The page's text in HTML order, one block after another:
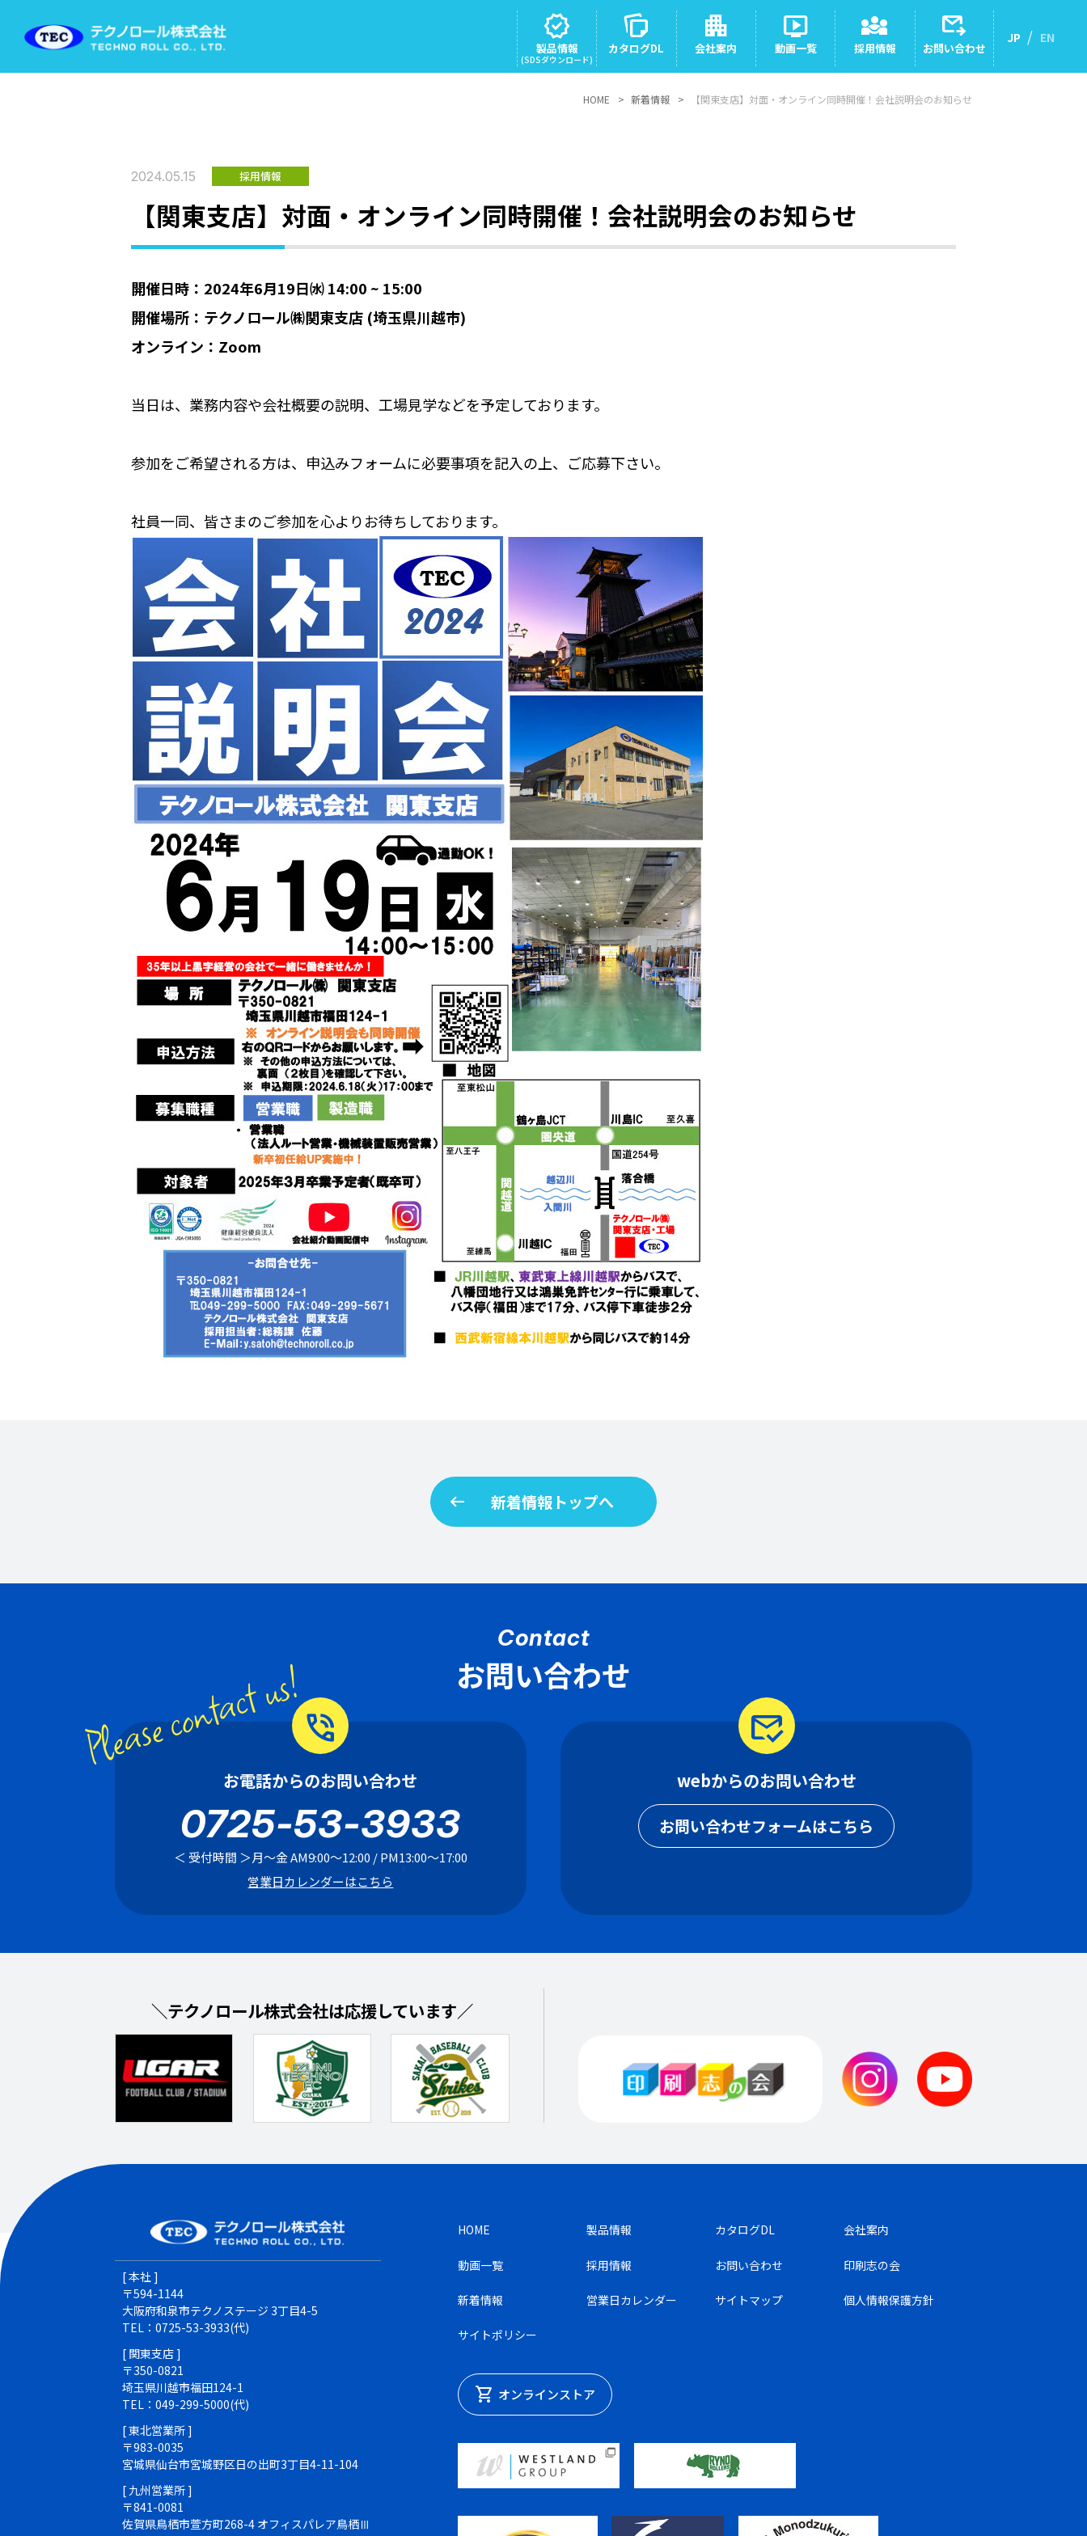
verified
製品情報
(SDSダウンロード)
note_stack
カタログDL
apartment
会社案内
live_tv
動画一覧
diversity_3
採用情報
outgoing_mail
お問い合わせ
JP EN
HOME 新着情報 【関東支店】対面・オンライン同時開催！会社説明会のお知らせ
2024.05.15 採用情報
【関東支店】対面・オンライン同時開催！会社説明会のお知らせ
開催日時：2024年6月19日㈬ 14:00 ~ 15:00
開催場所：テクノロール㈱関東支店 (埼玉県川越市)
オンライン：Zoom
当日は、業務内容や会社概要の説明、工場見学などを予定しております。
参加をご希望される方は、申込みフォームに必要事項を記入の上、ご応募下さい。
社員一同、皆さまのご参加を心よりお待ちしております。
arrow_left_alt 新着情報トップへ
Contact
お問い合わせ
phone_in_talk
お電話からのお問い合わせ
0725-53-3933
＜ 受付時間 ＞月〜金 AM9:00〜12:00 / PM13:00〜17:00
営業日カレンダーはこちら
Please contact us! mark_email_read
webからのお問い合わせ
お問い合わせフォームはこちら
＼テクノロール株式会社は応援しています／
[ 本社 ]
〒594-1144
大阪府和泉市テクノステージ 3丁目4-5
TEL：0725-53-3933(代)
[ 関東支店 ]
〒350-0821
埼玉県川越市福田124-1
TEL：049-299-5000(代)
[ 東北営業所 ]
〒983-0035
宮城県仙台市宮城野区日の出町3丁目4-11-104
[ 九州営業所 ]
〒841-0081
佐賀県鳥栖市萱方町268-4 オフィスパレア鳥栖Ⅲ
HOME 製品情報 カタログDL 会社案内
動画一覧 採用情報 お問い合わせ 印刷志の会
新着情報 営業日カレンダー サイトマップ 個人情報保護方針
サイトポリシー
shopping_cart オンラインストア